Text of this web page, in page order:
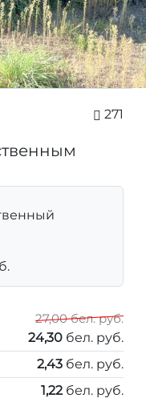
271
27,00 бел. руб.
24,30 бел. руб.
2,43 бел. руб.
1,22 бел. руб.